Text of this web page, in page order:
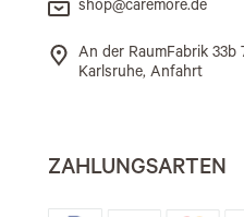
shop@caremore.de
An der RaumFabrik 33b
Karlsruhe, Anfahrt
ZAHLUNGSARTEN